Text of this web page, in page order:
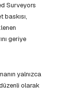
Surveyors
baskısı,
geriye
yalnızca
olarak